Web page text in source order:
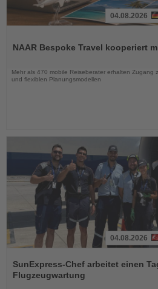
die
04.08.2026
NAAR Bespoke Travel kooperiert
Mehr als 470 mobile Reiseberater erhalten Zugang
und flexiblen Planungsmodellen
Sie
die
Nachrichten
04.08.2026
SunExpress-Chef arbeitet einen
Flugzeugwartung